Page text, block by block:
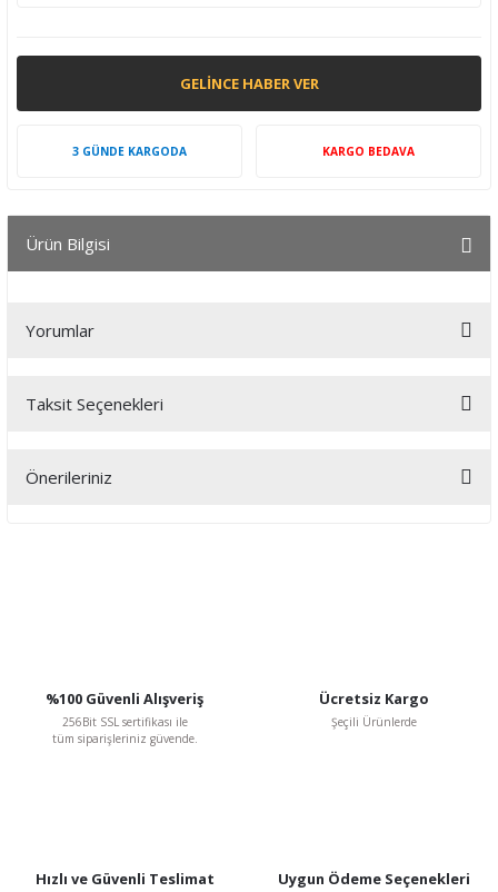
GELINCE HABER VER
3 GÜNDE KARGODA KARGO BEDAVA
Ürün Bilgisi
Yorumlar
Bu ürüne ilk yorumu siz yapın!
Taksit Seçenekleri
Önerileriniz
Ürün bilgilerinde hatalar bulunuyor.
Ürün fiyatı diğer sitelerden daha pahalı.
%100 Güvenli Alışveriş
256Bit SSL sertifikası ile
tüm siparişleriniz güvende.
Ücretsiz Kargo
Şeçili Ürünlerde
Hızlı ve Güvenli Teslimat Uygun Ödeme Seçenekleri